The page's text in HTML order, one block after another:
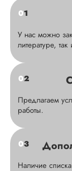
01
У нас можно
литературе,
02
Предлагаем
работы.
03
Наличие